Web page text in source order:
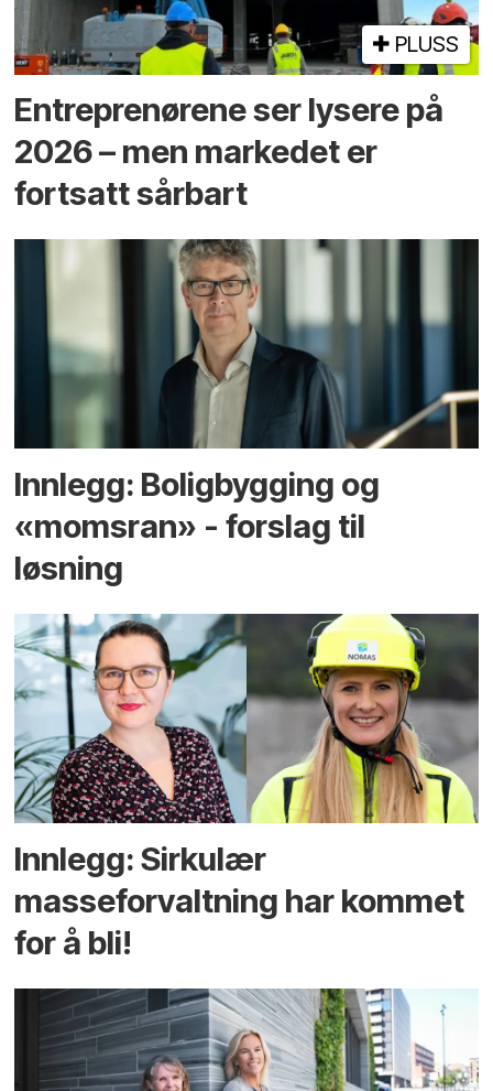
PLUSS
Entreprenørene ser lysere på
2026 – men markedet er
fortsatt sårbart
Innlegg: Boligbygging og
«momsran» - forslag til
løsning
Innlegg: Sirkulær
masseforvaltning har kommet
for å bli!